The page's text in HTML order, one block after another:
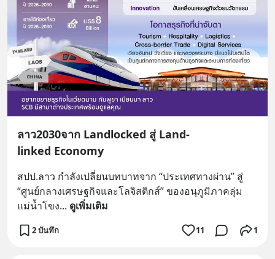
ลาว2030จาก Landlocked สู่ Land-
linked Economy
สปป.ลาว กำลังเปลี่ยนบทบาทจาก “ประเทศทางผ่าน” สู่
“ศูนย์กลางเศรษฐกิจและโลจิสติกส์” ของอนุภูมิภาคลุ่ม
แม่น้ำโขง... ดูเพิ่มเติม
2 บันทึก 11 1